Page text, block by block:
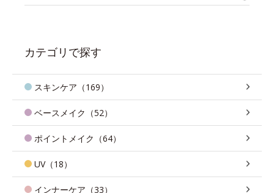
カテゴリで探す
スキンケア（169）
ベースメイク（52）
ポイントメイク（64）
UV（18）
インナーケア（33）